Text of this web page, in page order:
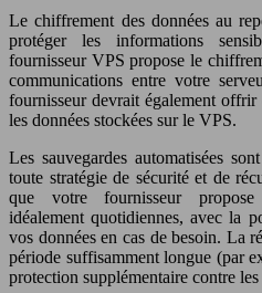
Le chiffrement des données au
protéger les informations
fournisseur VPS propose le
communications entre votre
fournisseur devrait également
les données stockées sur le VPS.
Les sauvegardes automatisées
toute stratégie de sécurité et de
que votre fournisseur propose
idéalement quotidiennes, avec la
vos données en cas de besoin. La
période suffisamment longue (par
protection supplémentaire contre